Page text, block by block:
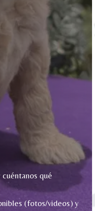
qué
(fotos/videos) y